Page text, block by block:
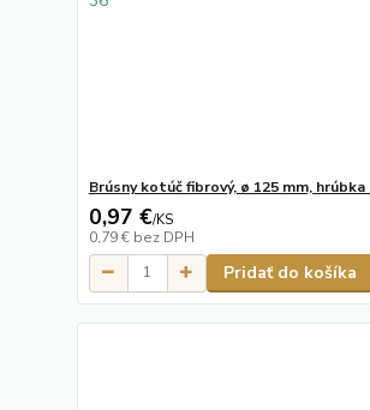
Brúsny kotúč fibrový, ø 125 mm, hrúbka
0,97 €/KS
0,79 € bez DPH
Pridať do košíka